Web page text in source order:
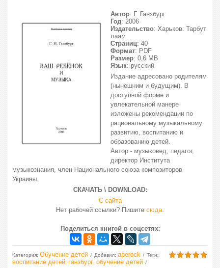
Автор: Г. Ганзбург
Год: 2006
Издательство: Харьков: Тарбут
лаам
Страниц: 40
Формат: PDF
Размер: 0,6 МВ
Язык: русский
Издание адресовано родителям
(нынешним и будущим). В
доступной форме и
увлекательной манере
изложены рекомендации по
рациональному музыкальному
развитию, воспитанию и
образованию детей.
Автор - музыковед, педагог,
директор Института
музыкознания, член Национального союза композиторов
Украины.
СКАЧАТЬ \ DOWNLOAD:
С сайта
Нет рабочей ссылки? Пишите сюда.
Поделиться книгой в соцсетях:
Категория: Обучение детей Добавил: aperock Теги:
воспитание детей ганзбург обучение детей